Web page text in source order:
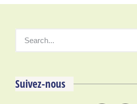
Suivez-nous